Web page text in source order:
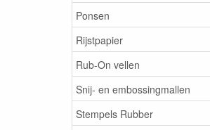
Ponsen
Rijstpapier
Rub-On vellen
Snij- en embossingmallen
Stempels Rubber